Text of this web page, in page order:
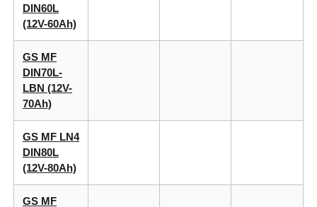
DIN60L
(12V-60Ah)
GS MF
DIN70L-
LBN (12V-
70Ah)
GS MF LN4
DIN80L
(12V-80Ah)
GS MF